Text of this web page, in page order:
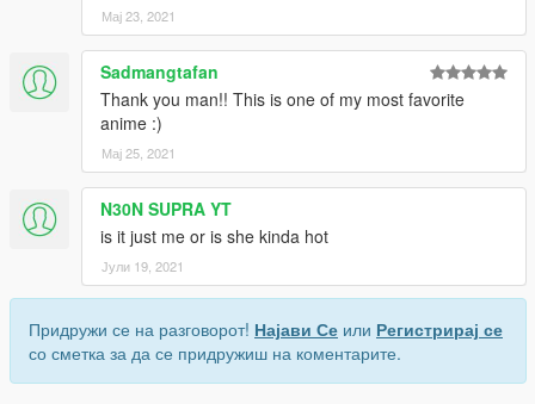
Мај 23, 2021
Sadmangtafan
Thank you man!! This is one of my most favorite
anime :)
Мај 25, 2021
N30N SUPRA YT
is it just me or is she kinda hot
Јули 19, 2021
Придружи се на разговорот! Најави Се или Регистрирај се
со сметка за да се придружиш на коментарите.